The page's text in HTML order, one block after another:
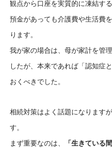
観点から口座を実質的に凍結す
預金があっても介護費や生活費
ります。
我が家の場合は、母が家計を管
したが、本来であれば「認知症
おくべきでした。
相続対策はよく話題になります
す。
まず重要なのは、
「生きている